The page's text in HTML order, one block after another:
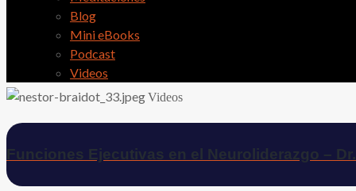
Blog
Mini eBooks
Podcast
Videos
Videos
Funciones Ejecutivas en el Neuroliderazgo –